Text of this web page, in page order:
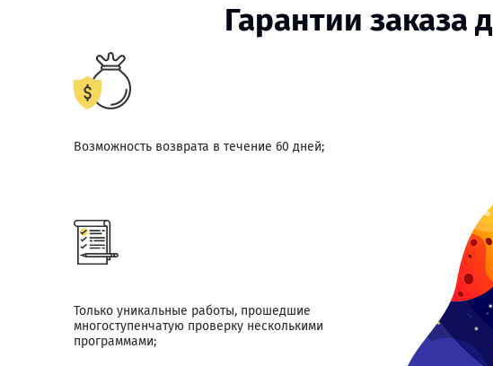
Гарантии заказа
Возможность возврата в течение 60 дней;
Только уникальные работы, прошедшие
многоступенчатую проверку несколькими
программами;